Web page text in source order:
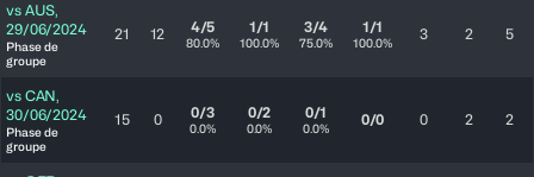
vs AUS,
29/06/2024
Phase de
groupe
21 12 4/5
80.0%
1/1
100.0%
3/4
75.0%
1/1
100.0% 3 2 5
vs CAN,
30/06/2024
Phase de
groupe
15 0 0/3
0.0%
0/2
0.0%
0/1
0.0% 0/0 0 2 2